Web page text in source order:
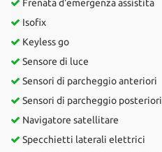
Frenata d'emergenza assistita
Isofix
Keyless go
Sensore di luce
Sensori di parcheggio anteriori
Sensori di parcheggio posteriori
Navigatore satellitare
Specchietti laterali elettrici